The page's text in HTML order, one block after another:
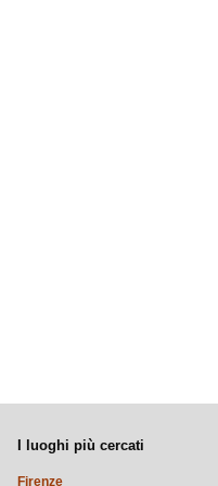
I luoghi più cercati
Firenze